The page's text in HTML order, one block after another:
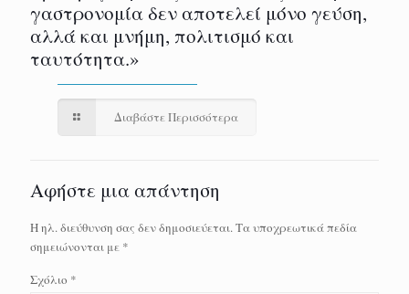
γαστρονομία δεν αποτελεί μόνο γεύση,
αλλά και μνήμη, πολιτισμό και
ταυτότητα.»
Διαβάστε Περισσότερα
Αφήστε μια απάντηση
Η ηλ. διεύθυνση σας δεν δημοσιεύεται.Τα υποχρεωτικά πεδία
σημειώνονται με *
Σχόλιο *